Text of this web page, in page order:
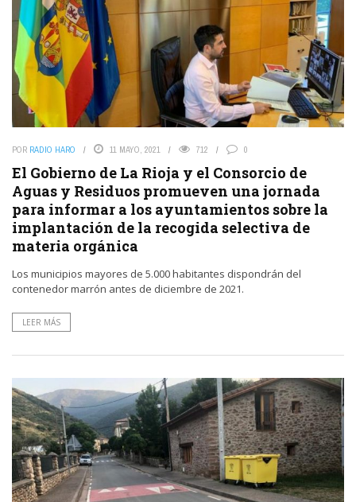
POR RADIO HARO 11 MAYO, 2021 712 0
El Gobierno de La Rioja y el Consorcio de
Aguas y Residuos promueven una jornada
para informar a los ayuntamientos sobre la
implantación de la recogida selectiva de
materia orgánica
Los municipios mayores de 5.000 habitantes dispondrán del
contenedor marrón antes de diciembre de 2021.
LEER MÁS